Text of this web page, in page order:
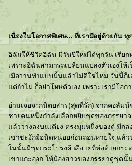
เนื่องในโอกาสพิเศษ... ที่เรามีอยู่ด้วยกัน ทุ
อิฉันให้ชีวิตอิฉัน มีวันปีใหม่ได้ทุกวัน เรีย
เพราะอิฉันสามารถเปลี่ยนแปลงตัวเองให้
เมื่อวานทำแบบนั้นแล้วไม่ดีใช่ไหม วันนี้ก็
ต่ถ้าไม่ ก็อย่าโทษตัวเอง เพราะเรามีโอก
อ่านเจอจากนิตยสาร(สุดที่รัก) จากคอลัม
ชายคนหนึ่งกำลังเลือกหยิบชุดของภรรยา
ล้ววางลงบนเตียง ตรงมุมหนึ่งของตู้ มีกล่
เขาชะงักมือนิดหน่อยก่อนถอนหายใจ แล้
นนั้นมีชุดกระโปรงผ้าสีสวยที่ห่อด้วยกระด
เขาแกะออก ให้น้องสาวของภรรยาดูชุดนั้